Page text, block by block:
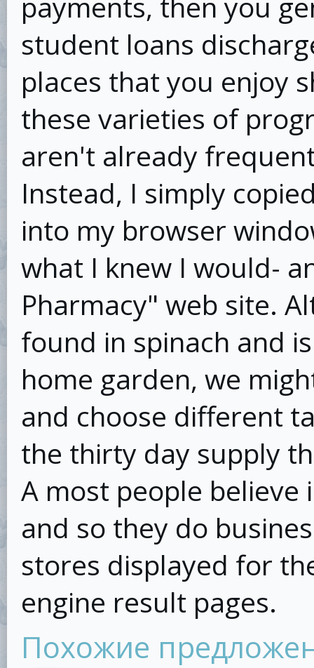
student loans
places that you enjoy
these varieties of
aren't already
Instead, I simply
into my browser
what I knew I would-
Pharmacy" web site.
found in spinach and
home garden, we
and choose different
the thirty day supply
A most people believe
and so they do
stores displayed for
engine result pages.
Похожие